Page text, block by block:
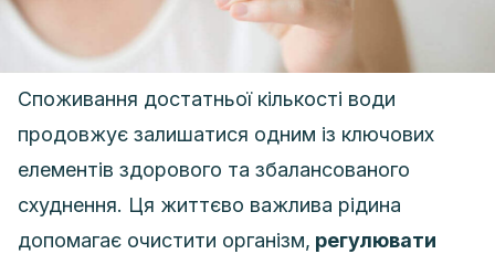
Споживання достатньої кількості води
продовжує залишатися одним із ключових
елементів здорового та збалансованого
схуднення. Ця життєво важлива рідина
допомагає очистити організм, регулювати